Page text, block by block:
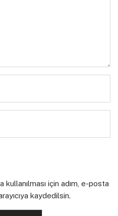
kullanılması için adım, e-posta
kaydedilsin.